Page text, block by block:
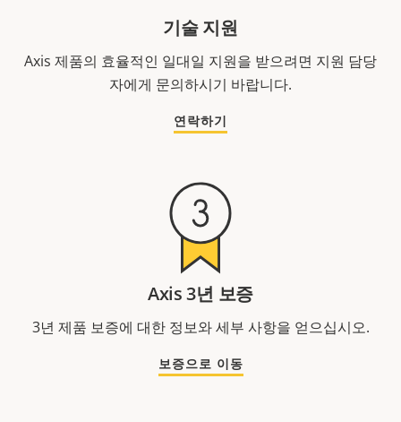
기술 지원
Axis 제품의 효율적인 일대일 지원을 받으려면 지원 담당
자에게 문의하시기 바랍니다.
연락하기
Axis 3년 보증
3년 제품 보증에 대한 정보와 세부 사항을 얻으십시오.
보증으로 이동